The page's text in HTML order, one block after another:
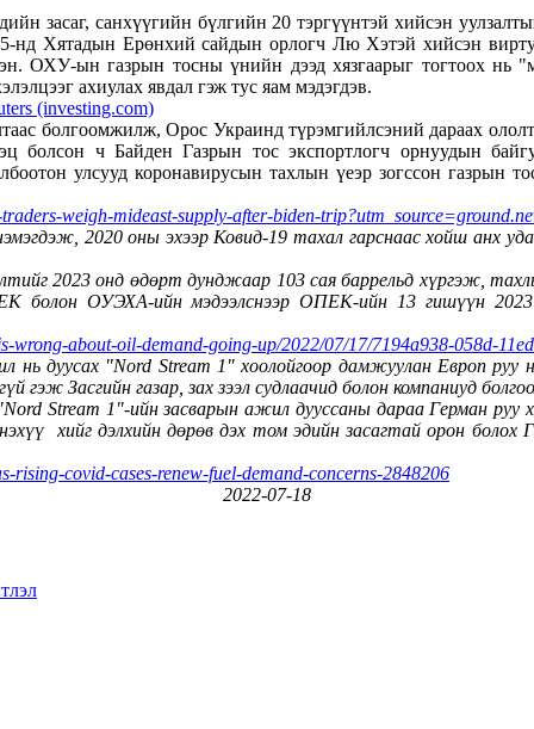
засаг, санхүүгийн бүлгийн 20 тэргүүнтэй хийсэн
нд Хятадын Ерөнхий сайдын орлогч Лю Хэтэй хийсэн
ОХУ-ын газрын тосны үнийн дээд хязгаарыг тогтоох нь
ахиулах явдал гэж тус яам мэдэгдэв.
(investing.com)
болгоомжилж, Орос Украинд түрэмгийлсэний дараах
болсон ч Байден Газрын тос экспортлогч орнуудын
улсууд коронавирусын тахлын үеэр зогссон газрын
weigh-mideast-supply-after-biden-
2020 оны эхээр Ковид-19 тахал гарснаас хойш
2023 онд өдөрт дунджаар 103 сая баррельд хүргэж,
болон ОУЭХА-ийн мэдээлснээр ОПЕК-ийн 13 гишүүн
wrong-about-oil-demand-going-up/2022/07/17/7194a938-058d-
нь дуусах "Nord Stream 1" хоолойгоор дамжуулан Европ руу
гэж Засгийн газар, зах зээл судлаачид болон компаниуд
Stream 1"-ийн засварын ажил дууссаны дараа Герман руу
хийг дэлхийн дөрөв дэх том эдийн засагтай орон болох
rising-covid-cases-renew-fuel-demand-concerns-2848206
2022-07-18